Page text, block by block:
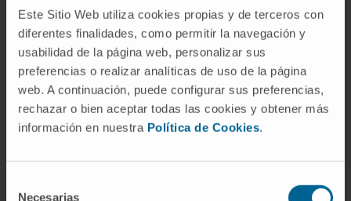
Este Sitio Web utiliza cookies propias y de terceros con
diferentes finalidades, como permitir la navegación y
usabilidad de la página web, personalizar sus
preferencias o realizar analíticas de uso de la página
web. A continuación, puede configurar sus preferencias,
rechazar o bien aceptar todas las cookies y obtener más
información en nuestra Política de Cookies.
Necesarias
anticuerpo.
Preguntas frecuentes
¿De dónde viene la palabra
antídoto?
Del griego ἀντίδοτος (antídotos), literalmente